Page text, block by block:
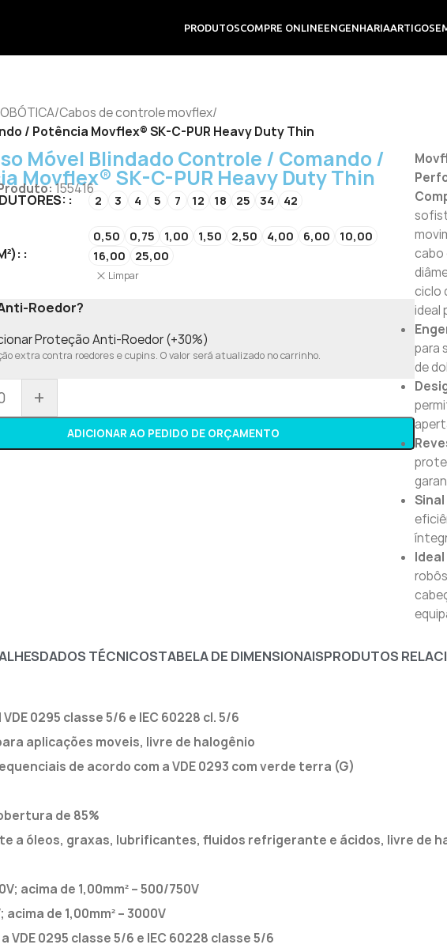
PRODUTOSCOMPRE ONLINEENGENHARIAARTIGOS
/Cabos de controle movflex/
/ Potência Movflex® SK-C-PUR Heavy Duty Thin
Móvel Blindado Controle / Comando /
Movflex® SK-C-PUR Heavy Duty Thin
155416
2 3 4 5 7 12 18 25 34 42
0,50 0,75 1,00 1,50 2,50 4,00 6,00
10,00
16,00
25,00
Limpar
Roedor?
Proteção Anti-Roedor (+30%)
extra contra roedores e cupins. O valor será atualizado no carrinho.
+
ADICIONAR AO PEDIDO DE ORÇAMENTO
cabo
ciclo
ideal
para
de
DADOS TÉCNICOSTABELA DE DIMENSIONAISPRODUTOS
0295 classe 5/6 e IEC 60228 cl. 5/6
aplicações moveis, livre de halogênio
de acordo com a VDE 0293 com verde terra (G)
de 85%
a óleos, graxas, lubrificantes, fluidos refrigerante e ácidos, livre de
acima de 1,00mm² – 500/750V
de 1,00mm² – 3000V
0295 classe 5/6 e IEC 60228 classe 5/6